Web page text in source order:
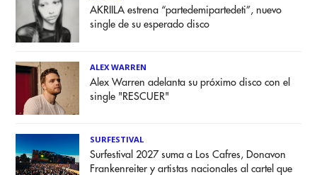
AKRIILA estrena “partedemipartedeti”, nuevo
single de su esperado disco
ALEX WARREN
Alex Warren adelanta su próximo disco con el
single "RESCUER"
SURFESTIVAL
Surfestival 2027 suma a Los Cafres, Donavon
Frankenreiter y artistas nacionales al cartel que